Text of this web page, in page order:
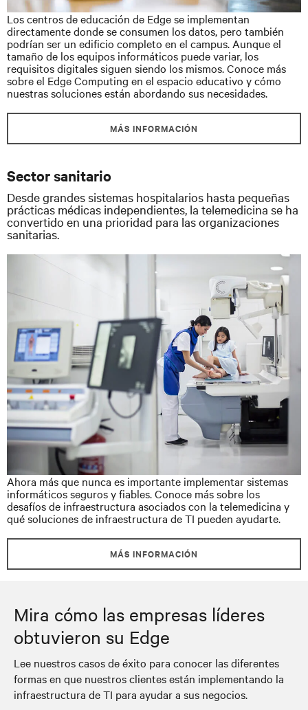
Los centros de educación de Edge se implementan
directamente donde se consumen los datos, pero también
podrían ser un edificio completo en el campus. Aunque el
tamaño de los equipos informáticos puede variar, los
requisitos digitales siguen siendo los mismos. Conoce más
sobre el Edge Computing en el espacio educativo y cómo
nuestras soluciones están abordando sus necesidades.
MÁS INFORMACIÓN
Sector sanitario
Desde grandes sistemas hospitalarios hasta pequeñas
prácticas médicas independientes, la telemedicina se ha
convertido en una prioridad para las organizaciones
sanitarias.
Ahora más que nunca es importante implementar sistemas
informáticos seguros y fiables. Conoce más sobre los
desafíos de infraestructura asociados con la telemedicina y
qué soluciones de infraestructura de TI pueden ayudarte.
MÁS INFORMACIÓN
Mira cómo las empresas líderes
obtuvieron su Edge
Lee nuestros casos de éxito para conocer las diferentes
formas en que nuestros clientes están implementando la
infraestructura de TI para ayudar a sus negocios.